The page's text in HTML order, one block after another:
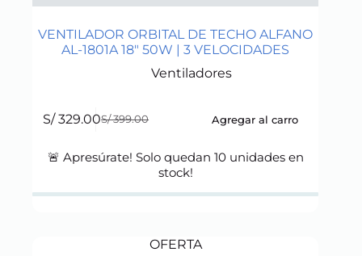
VENTILADOR ORBITAL DE TECHO ALFANO
AL-1801A 18″ 50W | 3 VELOCIDADES
Ventiladores
S/399.00
Original
was:
S/329.00Current
is:
Agregar al carro
🚨 Apresúrate! Solo quedan 10unidades en
stock!
OFERTA